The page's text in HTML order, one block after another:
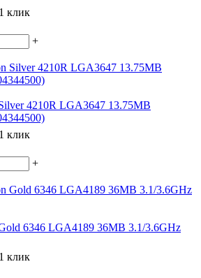
клик
+
4210R LGA3647 13.75MB
клик
+
6346 LGA4189 36MB 3.1/3.6GHz
клик